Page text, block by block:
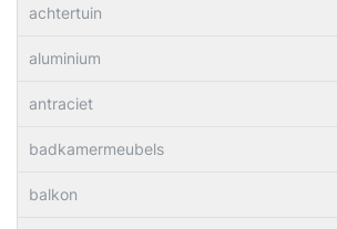
achtertuin
aluminium
antraciet
badkamermeubels
balkon